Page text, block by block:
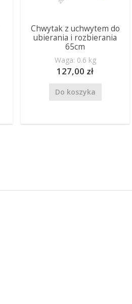
Chwytak z uchwytem do
ubierania i rozbierania
65cm
Waga: 0.6 kg
127,00 zł
Do koszyka